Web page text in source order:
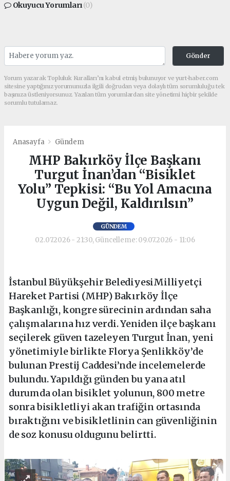
Okuyucu Yorumları(0)
Gönder
Yorum yazarak Topluluk Kuralları’nı kabul etmiş bulunuyor ve yurt-haber.com
sitesine yaptığınız yorumunuzla ilgili doğrudan veya dolaylı tüm sorumluluğu tek
başınıza üstleniyorsunuz. Yazılan tüm yorumlardan site yönetimi hiçbir şekilde
sorumlu tutulamaz.
Anasayfa Gündem
MHP Bakırköy İlçe Başkanı
Turgut İnan’dan “Bisiklet
Yolu” Tepkisi: “Bu Yol Amacına
Uygun Değil, Kaldırılsın”
GÜNDEM
02.07.2026 - 21:30, Güncelleme: 09.07.2026 - 11:06
İstanbul Büyükşehir BelediyesiMilliyetçi
Hareket Partisi (MHP) Bakırköy İlçe
Başkanlığı, kongre sürecinin ardından saha
çalışmalarına hız verdi. Yeniden ilçe başkanı
seçilerek güven tazeleyen Turgut İnan, yeni
yönetimiyle birlikte Florya Şenlikköy’de
bulunan Prestij Caddesi’nde incelemelerde
bulundu. Yapıldığı günden bu yana atıl
durumda olan bisiklet yolunun, 800 metre
sonra bisikletliyi akan trafiğin ortasında
bıraktığını ve bisikletlinin can güvenliğinin
de soz konusu oldugunu belirtti.